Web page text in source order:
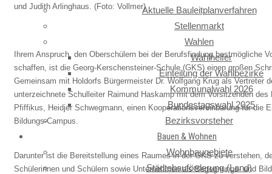
Aktuelle Bauleitplanverfahren
Stellenmarkt
Wahlen
Wahlhelfer
Einteilung der Wahlbezirke
Kommunalwahl 2026
Bundestagswahl 2025
Bezirksvorsteher
Bauen & Wohnen
Wohnbaugebiete
Städtebauförderung (Land)
und Judith Arlinghaus. (Foto: Vollmer)
Ihrem Anspruch, den Oberschülern bei der Berufsfindung bestmögliche
schaffen, ist die Georg-Kerschensteiner-Schule (GKS) einen großen
Gemeinsam mit Holdorfs Bürgermeister Dr. Wolfgang Krug als Vertreter
unterzeichnete Schulleiter Raimund Haskamp mit dem Vorsitzenden des
Pfiffikus, Heidjer Schwegmann, einen Kooperationsvereinbarung für die
Bildungs-Campus.
Darunter ist die Bereitstellung eines Raumes in der GKS zu verstehen,
Schülerinnen und Schülern sowie Unternehmen als Begegnungs- und